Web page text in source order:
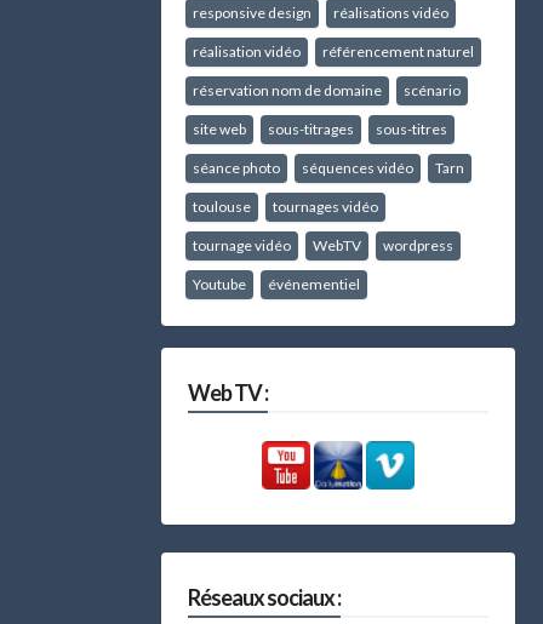
responsive design réalisations vidéo
réalisation vidéo référencement naturel
réservation nom de domaine scénario
site web sous-titrages sous-titres
séance photo séquences vidéo Tarn
toulouse tournages vidéo
tournage vidéo WebTV wordpress
Youtube événementiel
Web TV :
Réseaux sociaux :